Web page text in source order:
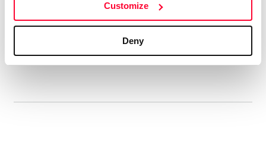
Customize
Deny
de Wagner y los compositores rusos del Grupo de lis Cinco.
Aún cuando estaba en el grupo ya hacía música electrónica,
así que me viene de lejos. En ese estilo admiro sobre todo a
Vangelis y Kitaro.